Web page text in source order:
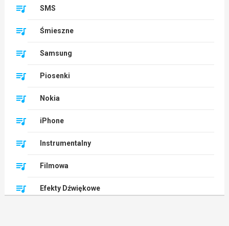
SMS
Śmieszne
Samsung
Piosenki
Nokia
iPhone
Instrumentalny
Filmowa
Efekty Dźwiękowe